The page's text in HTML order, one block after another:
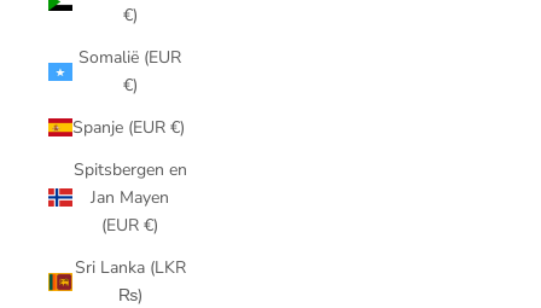
€)
Somalië (EUR
€)
Spanje (EUR €)
Spitsbergen en
Jan Mayen
(EUR €)
Sri Lanka (LKR
₨)